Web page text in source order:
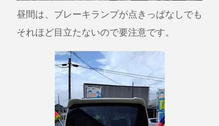
昼間は、ブレーキランプが点きっぱなしでも
それほど目立たないので要注意です。